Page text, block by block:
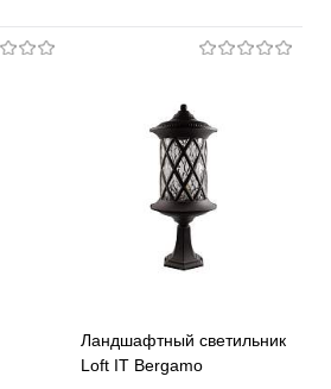
Ландшафтный светильник
Loft IT Bergamo